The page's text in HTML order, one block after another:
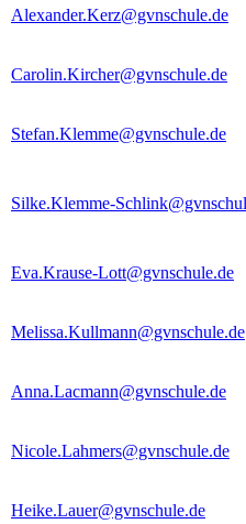
Alexander.Kerz@gvnschule.de
Carolin.Kircher@gvnschule.de
Stefan.Klemme@gvnschule.de
Silke.Klemme-
Eva.Krause-Lott@gvnschule.de
Melissa.Kullmann@gvnschule.de
Anna.Lacmann@gvnschule.de
Nicole.Lahmers@gvnschule.de
Heike.Lauer@gvnschule.de